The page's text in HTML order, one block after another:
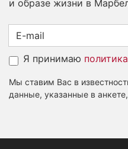
и образе жизни в
Я принимаю
Мы ставим Вас в
данные, указанные в анкете,